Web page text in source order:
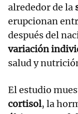
alrededor de la
erupcionan
después del
variación
salud y
El estudio
cortisol, la